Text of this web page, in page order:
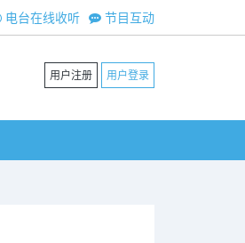
节目互动
电台在线收听
用户注册 用户登录